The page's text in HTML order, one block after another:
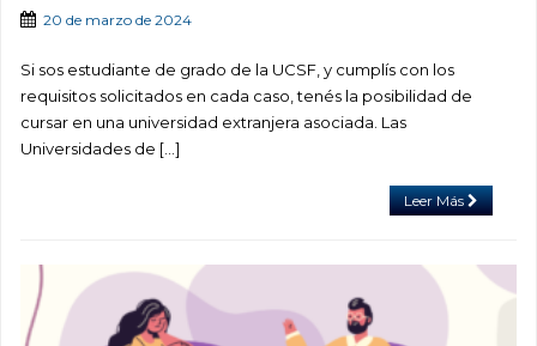
20 de marzo de 2024
Si sos estudiante de grado de la UCSF, y cumplís con los
requisitos solicitados en cada caso, tenés la posibilidad de
cursar en una universidad extranjera asociada. Las
Universidades de […]
Leer Más